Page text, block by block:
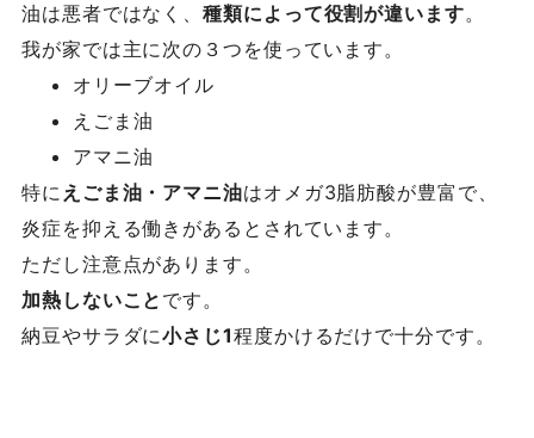
油は悪者ではなく、種類によって役割が違います。
我が家では主に次の３つを使っています。
オリーブオイル
えごま油
アマニ油
特に えごま油・アマニ油はオメガ3脂肪酸が豊富で、
炎症を抑える働きがあるとされています。
ただし注意点があります。
加熱しないこと です。
納豆やサラダに小さじ1程度かけるだけで十分です。